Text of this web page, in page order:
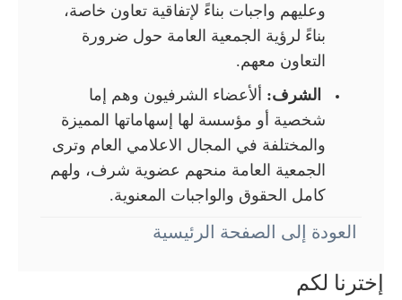
وعليهم واجبات بناءً لإتفاقية تعاون خاصة،
بناءً لرؤية الجمعية العامة حول ضرورة
التعاون معهم.
الشرف: ألأعضاء الشرفيون وهم إما
شخصية أو مؤسسة لها إسهاماتها المميزة
والمختلفة في المجال الاعلامي العام وترى
الجمعية العامة منحهم عضوية شرف، ولهم
كامل الحقوق والواجبات المعنوية.
العودة إلى الصفحة الرئيسية
إخترنا لكم